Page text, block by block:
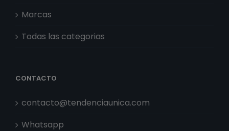
Marcas
Todas las categorias
CONTACTO
contacto@tendenciaunica.com
Whatsapp